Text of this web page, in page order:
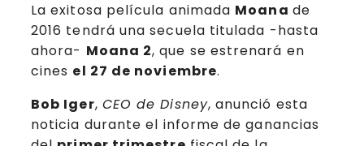
La exitosa película animada Moana de
2016 tendrá una secuela titulada -hasta
ahora- Moana 2, que se estrenará en
cines el 27 de noviembre.
Bob Iger, CEO de Disney, anunció esta
noticia durante el informe de ganancias